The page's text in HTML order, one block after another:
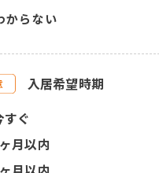
からない
入居希望時期
すぐ
月以内